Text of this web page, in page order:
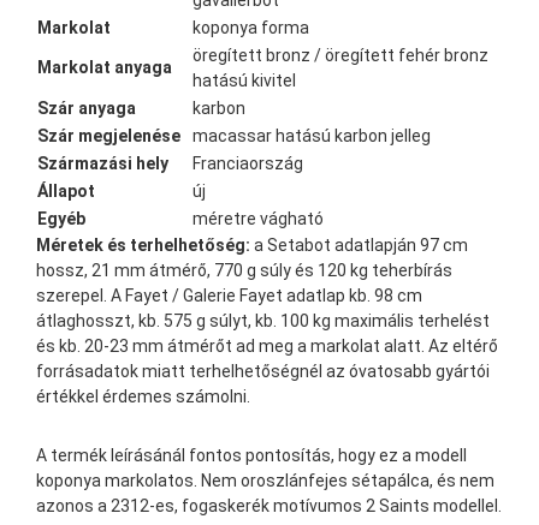
Markolat
koponya forma
Markolat anyaga
öregített bronz / öregített fehér bronz
hatású kivitel
Szár anyaga
karbon
Szár megjelenése
macassar hatású karbon jelleg
Származási hely
Franciaország
Állapot
új
Egyéb
méretre vágható
Méretek és terhelhetőség: a Setabot adatlapján 97 cm
hossz, 21 mm átmérő, 770 g súly és 120 kg teherbírás
szerepel. A Fayet / Galerie Fayet adatlap kb. 98 cm
átlaghosszt, kb. 575 g súlyt, kb. 100 kg maximális terhelést
és kb. 20-23 mm átmérőt ad meg a markolat alatt. Az eltérő
forrásadatok miatt terhelhetőségnél az óvatosabb gyártói
értékkel érdemes számolni.
A termék leírásánál fontos pontosítás, hogy ez a modell
koponya markolatos. Nem oroszlánfejes sétapálca, és nem
azonos a 2312-es, fogaskerék motívumos 2 Saints modellel.